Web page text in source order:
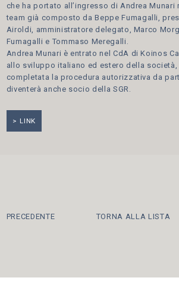
che ha portato all’ingresso di Andrea Munari
team già composto da Beppe Fumagalli,
Airoldi, amministratore delegato, Marco
Fumagalli e Tommaso Meregalli.
Andrea Munari è entrato nel CdA di Koinos
allo sviluppo italiano ed estero della società,
completata la procedura autorizzativa da
diventerà anche socio della SGR.
LINK
PRECEDENTE TORNA ALLA LISTA